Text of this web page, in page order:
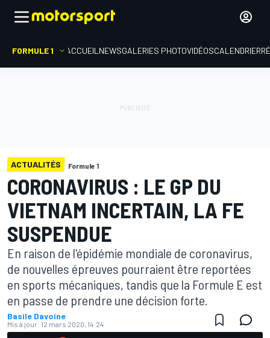
FORMULE 1 ACCUEIL NEWSGALERIES PHOTOVIDÉOSCALENDRIER
ACTUALITÉS Formule 1
CORONAVIRUS : LE GP DU
VIETNAM INCERTAIN, LA FE
SUSPENDUE
En raison de l'épidémie mondiale de coronavirus,
de nouvelles épreuves pourraient être reportées
en sports mécaniques, tandis que la Formule E est
en passe de prendre une décision forte.
Basile Davoine
Mis à jour: 12 mars 2020, 14:24